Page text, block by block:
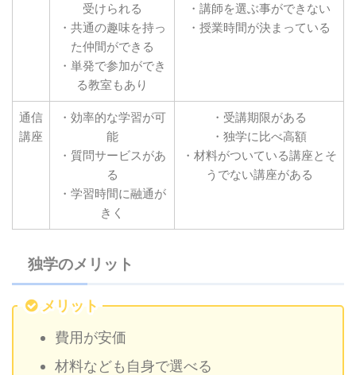
受けられる
・共通の趣味を持っ
た仲間ができる
・単発で参加ができ
る教室もあり
・講師を選ぶ事ができない
・授業時間が決まっている
通信
講座
・効率的な学習が可
能
・質問サービスがあ
る
・学習時間に融通が
きく
・受講期限がある
・独学に比べ高額
・材料がついている講座とそ
うでない講座がある
独学のメリット
メリット
費用が安価
材料なども自身で選べる